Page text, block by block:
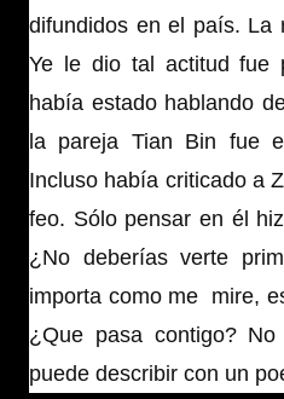
difundidos en el país. La
Ye le dio tal actitud fue
había estado hablando
la pareja Tian Bin fue
Incluso había criticado a
feo. Sólo pensar en él
¿No deberías verte
importa como me mire,
¿Que pasa contigo?
puede describir con un